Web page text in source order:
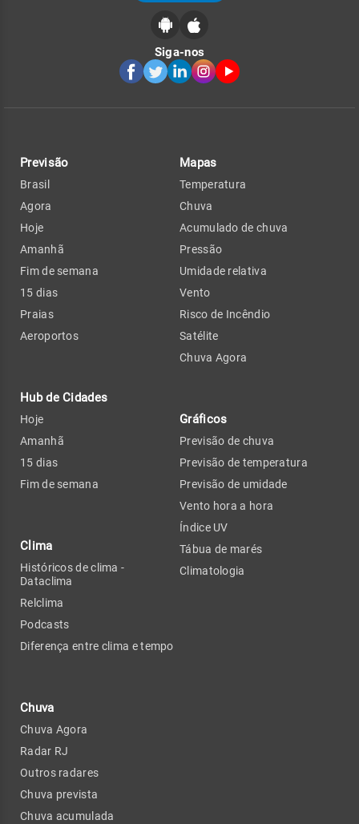
Siga-nos
Previsão
Brasil
Agora
Hoje
Amanhã
Fim de semana
15 dias
Praias
Aeroportos
Hub de Cidades
Hoje
Amanhã
15 dias
Fim de semana
Clima
Históricos de clima -
Dataclima
Relclima
Podcasts
Diferença entre clima e tempo
Chuva
Chuva Agora
Radar RJ
Outros radares
Chuva prevista
Chuva acumulada
Mapas
Temperatura
Chuva
Acumulado de chuva
Pressão
Umidade relativa
Vento
Risco de Incêndio
Satélite
Chuva Agora
Gráficos
Previsão de chuva
Previsão de temperatura
Previsão de umidade
Vento hora a hora
Índice UV
Tábua de marés
Climatologia